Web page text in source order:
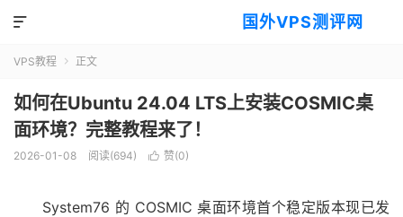
国外VPS测评网

VPS教程  正文
如何在Ubuntu 24.04 LTS上安装COSMIC桌
面环境？完整教程来了！
2026-01-08 阅读(694)  赞(0)
System76 的 COSMIC 桌面环境首个稳定版本现已发